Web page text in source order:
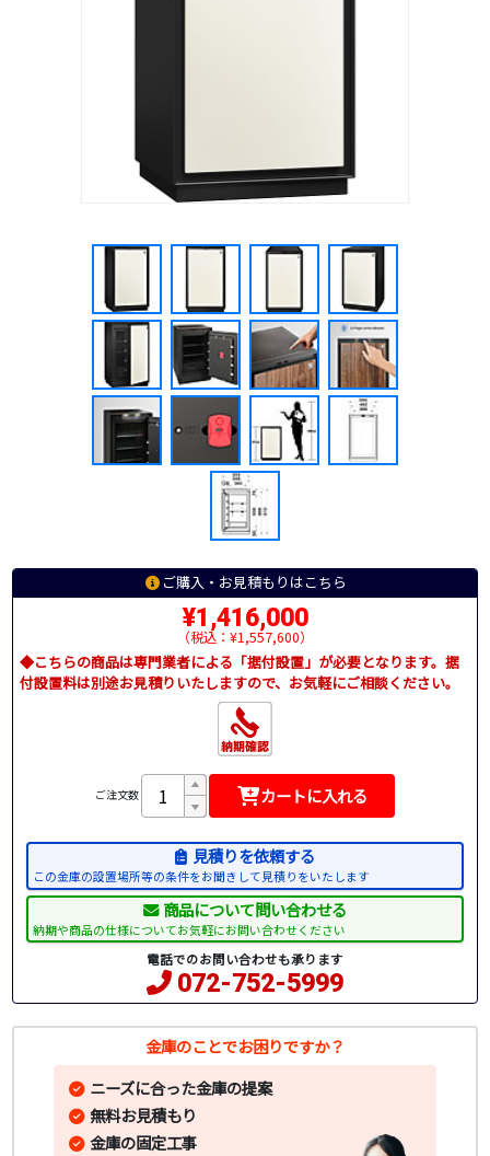
ご購入・お見積もりはこちら
¥1,416,000
（税込：¥1,557,600）
◆こちらの商品は専門業者による「据付設置」が必要となります。据
付設置料は別途お見積りいたしますので、お気軽にご相談ください。
ご注文数 カートに入れる
見積りを依頼する
この金庫の設置場所等の条件をお聞きして見積りをいたします
商品について問い合わせる
納期や商品の仕様についてお気軽にお問い合わせください
電話でのお問い合わせも承ります
072-752-5999
金庫のことでお困りですか？
ニーズに合った金庫の提案
無料お見積もり
金庫の固定工事